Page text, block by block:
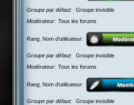
Groupe par défaut
Groupe invisible
Modérateur
Tous les forums
Rang, Nom d’utilisateur
Groupe par défaut
Groupe invisible
Modérateur
Tous les forums
Rang, Nom d’utilisateur
Groupe par défaut
Groupe invisible